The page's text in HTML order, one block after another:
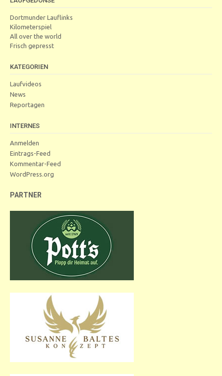
Dortmunder Lauflinks
Kilometerspiel
All over the world
Frisch gepresst
KATEGORIEN
Laufvideos
News
Reportagen
INTERNES
Anmelden
Eintrags-Feed
Kommentar-Feed
WordPress.org
PARTNER